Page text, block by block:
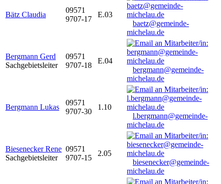
Bätz Claudia
09571
9707-17
E.03
baetz@gemeinde-
michelau.de
Bergmann Gerd
Sachgebietsleiter
09571
9707-18
E.04
bergmann@gemeinde-
michelau.de
Bergmann Lukas
09571
9707-30
1.10
l.bergmann@gemeinde-
michelau.de
Biesenecker Rene
Sachgebietsleiter
09571
9707-15
2.05
biesenecker@gemeinde-
michelau.de